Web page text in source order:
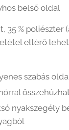
belső oldal
35 % poliészter
eltérő lehet
szabás
nyakszegély